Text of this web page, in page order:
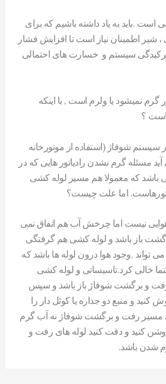
است .باید به یاد داشته باشیم که برای
شیر اطمینان نیاز است تا افزایش فشار
ترکیدگی سیستم و خسارت های احتمالی
گرم نمیشود یا ولرم است , با اینکه
است ؟
شوفاژ (استفاده از موتورخانه
مسئله گرم نشدن رادیاتور هایی که در
باشد که معمولا هم مسیر لوله کشی
اما علت چیست؟
هوایی نیست اما چرخش آب هم اتفاق نمی
باز باشد و لوله کشی هم گرفتگی
تواند ,وجود هوا درون لوله ها باشد که
خالی کرد.تاسیساتی و لوله کشی
و برگشت شوفاژ باز باشد و سپس
کنید و منبع دو جداره یا کوئل دار را
مسیر رفت و برگشت شوفاژ نه آب گرم
کنید و دقت کنید لوله های رفت و
شدن باشد.